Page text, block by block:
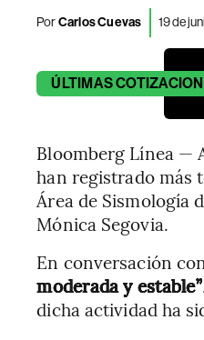
PorCarlos Cuevas 19 de
ÚLTIMAS
Bloomberg Línea —
han registrado más
Área de Sismología
Mónica Segovia.
En conversación con
moderada y estable”
dicha actividad ha